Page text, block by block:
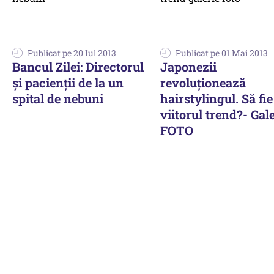
Publicat pe 20 Iul 2013
Bancul Zilei: Directorul
și pacienții de la un
spital de nebuni
Publicat pe 01 Mai 2013
Japonezii
revoluționează
hairstylingul. Să fie
viitorul trend?-
FOTO